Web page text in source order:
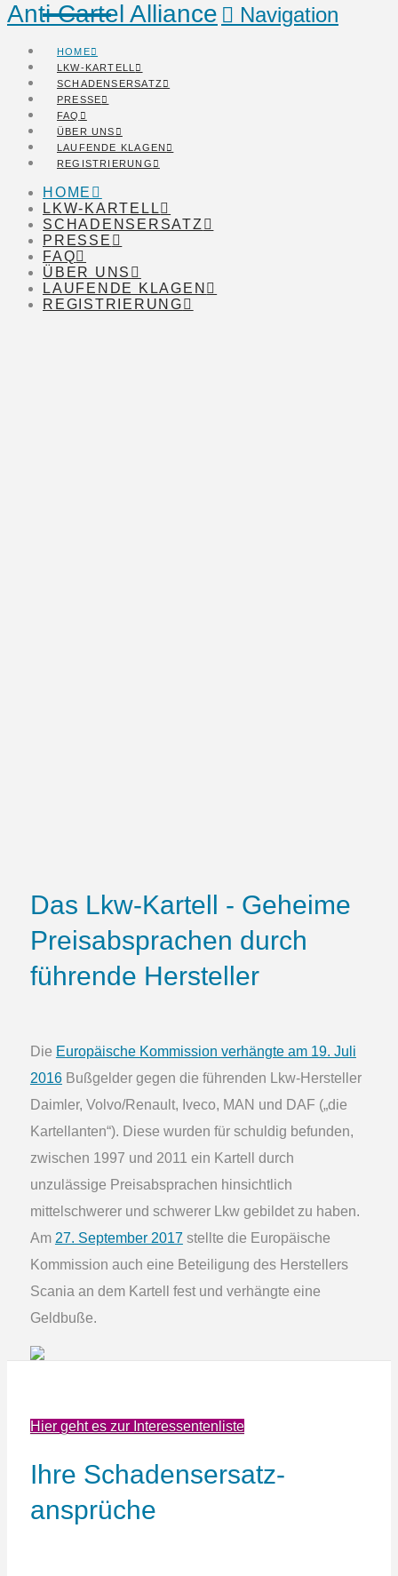
Anti Cartel Alliance Navigation
HOME
LKW-KARTELL
SCHADENSERSATZ
PRESSE
FAQ
ÜBER UNS
LAUFENDE KLAGEN
REGISTRIERUNG
HOME
LKW-KARTELL
SCHADENSERSATZ
PRESSE
FAQ
ÜBER UNS
LAUFENDE KLAGEN
REGISTRIERUNG
Das Lkw-Kartell - Geheime
Preisabsprachen durch
führende Hersteller
Die Europäische Kommission verhängte am 19. Juli
2016Bußgelder gegen die führenden Lkw-Hersteller
Daimler, Volvo/Renault, Iveco, MAN und DAF („die
Kartellanten“). Diese wurden für schuldig befunden,
zwischen 1997 und 2011 ein Kartell durch
unzulässige Preisabsprachen hinsichtlich
mittelschwerer und schwerer Lkw gebildet zu haben.
Am 27. September 2017 stellte die Europäische
Kommission auch eine Beteiligung des Herstellers
Scania an dem Kartell fest und verhängte eine
Geldbuße.
Hier geht es zur Interessentenliste
Ihre Schadens­ersatz­
ansprüche